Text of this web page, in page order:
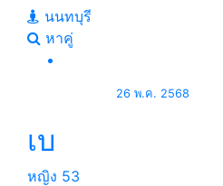
นนทบุรี
หาคู่
26 พ.ค. 2568
เบ
หญิง 53